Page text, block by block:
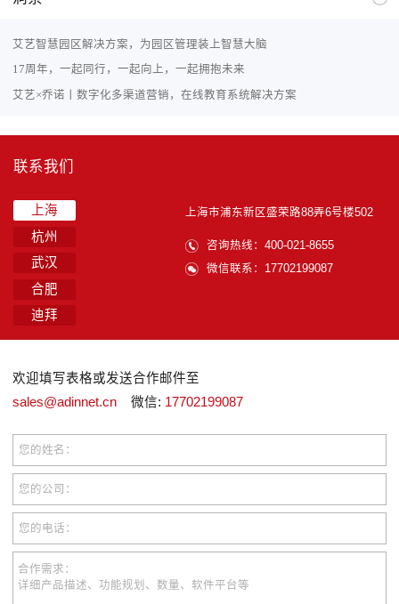
艾艺智慧园区解决方案，为园区管理装上智慧大脑
17周年，一起同行，一起向上，一起拥抱未来
艾艺×乔诺丨数字化多渠道营销，在线教育系统解决方案
联系我们
上海
杭州
武汉
合肥
迪拜
上海市浦东新区盛荣路88弄6号楼502
咨询热线：400-021-8655
微信联系：17702199087
欢迎填写表格或发送合作邮件至
sales@adinnet.cn 微信: 17702199087
您的姓名：
您的公司：
您的电话：
合作需求：
详细产品描述、功能规划、数量、软件平台等